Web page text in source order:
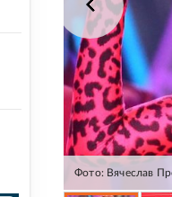
Фото: Вячеслав